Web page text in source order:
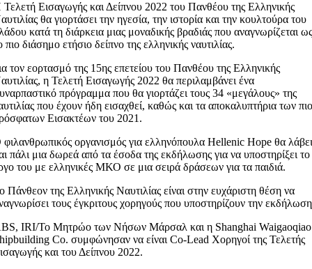
Εισαγωγής και Δείπνου 2022 του Πανθέου της Ελληνικής
θα γιορτάσει την ηγεσία, την ιστορία και την κουλτούρα του
κατά τη διάρκεια μιας μοναδικής βραδιάς που αναγνωρίζεται
πιο διάσημο ετήσιο δείπνο της ελληνικής ναυτιλίας.
τον εορτασμό της 15ης επετείου του Πανθέου της Ελληνικής
η Τελετή Εισαγωγής 2022 θα περιλαμβάνει ένα
πρόγραμμα που θα γιορτάζει τους 34 «μεγάλους» της
που έχουν ήδη εισαχθεί, καθώς και τα αποκαλυπτήρια των
Εισακτέων του 2021.
οργανισμός για ελληνόπουλα Hellenic Hope θα
πάλι μια δωρεά από τα έσοδα της εκδήλωσης για να υποστηρίξει το
του με ελληνικές ΜΚΟ σε μια σειρά δράσεων για τα παιδιά.
Πάνθεον της Ελληνικής Ναυτιλίας είναι στην ευχάριστη θέση να
τους έγκριτους χορηγούς που υποστηρίζουν την
IRI/Το Μητρώο των Νήσων Μάρσαλ και η Shanghai Waigaoqiao
Co. συμφώνησαν να είναι Co-Lead Χορηγοί της Τελετής
και του Δείπνου 2022.